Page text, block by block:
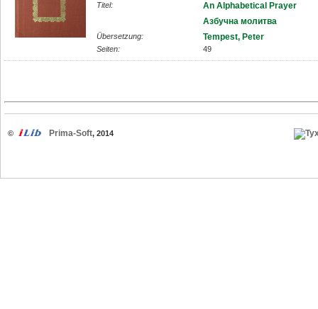
Titel:
An Alphabetical Prayer
Азбучна молитва
Übersetzung: Tempest, Peter
Seiten: 49
© Prima-Soft, 2014